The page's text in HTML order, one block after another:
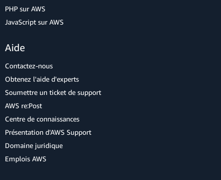
PHP sur AWS
JavaScript sur AWS
Aide
Contactez-nous
Obtenez l'aide d'experts
Soumettre un ticket de support
AWS re:Post
Centre de connaissances
Présentation d'AWS Support
Domaine juridique
Emplois AWS